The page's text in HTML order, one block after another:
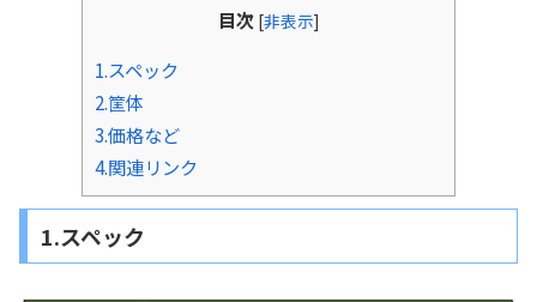
目次 [非表示]
1.スペック
2.筐体
3.価格など
4.関連リンク
1.スペック